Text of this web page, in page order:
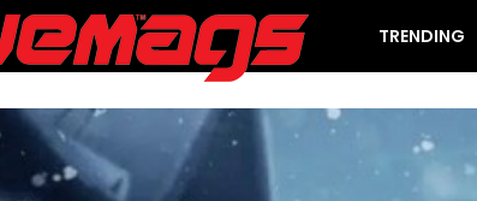
TRENDING